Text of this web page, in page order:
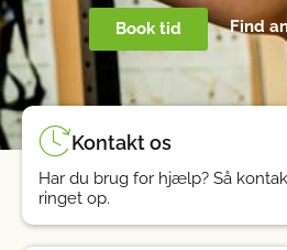
Book tid Find
Kontakt os
Har du brug for hjælp? Så
ringet op.